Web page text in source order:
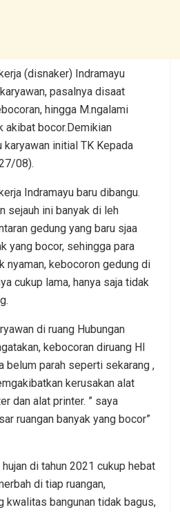
(disnaker) Indramayu
pasalnya disaat
hingga M.ngalami
akibat bocor.Demikian
initial TK Kepada
08).
Indramayu baru dibangu.
sejauh ini banyak di leh
gedung yang baru sjaa
yang bocor, sehingga para
nyaman, kebocoron gedung di
cukup lama, hanya saja tidak
di ruang Hubungan
kebocoran diruang HI
belum parah seperti sekarang ,
kerusakan alat
dan alat printer. ” saya
ruangan banyak yang bocor”
di tahun 2021 cukup hebat
di tiap ruangan,
kwalitas bangunan tidak bagus,